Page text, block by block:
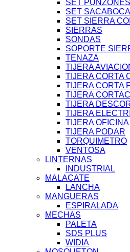
SET PUNZONES
SET
SET SIERRA
SIERRAS
SONDAS
SOPORTE
TENAZA
TIJERA
TIJERA CORTA
TIJERA CORTA
TIJERA
TIJERA
TIJERA
TIJERA OFICINA
TIJERA PODAR
TORQUIMETRO
VENTOSA
LINTERNAS
INDUSTRIAL
MALACATE
LANCHA
MANGUERAS
ESPIRALADA
MECHAS
PALETA
SDS PLUS
WIDIA